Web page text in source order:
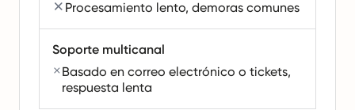
Procesamiento lento, demoras comunes
Soporte multicanal
Basado en correo electrónico o tickets,
respuesta lenta